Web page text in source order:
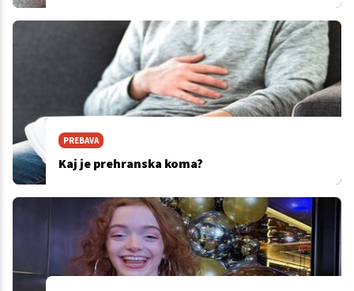
PREBAVA
Kaj je prehranska koma?